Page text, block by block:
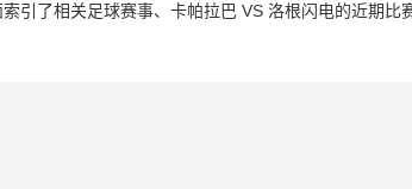
引了相关足球赛事、卡帕拉巴 VS 洛根闪电的近期比